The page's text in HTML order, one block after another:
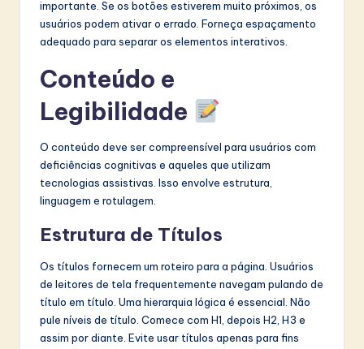
importante. Se os botões estiverem muito próximos, os
usuários podem ativar o errado. Forneça espaçamento
adequado para separar os elementos interativos.
Conteúdo e
Legibilidade
O conteúdo deve ser compreensível para usuários com
deficiências cognitivas e aqueles que utilizam
tecnologias assistivas. Isso envolve estrutura,
linguagem e rotulagem.
Estrutura de Títulos
Os títulos fornecem um roteiro para a página. Usuários
de leitores de tela frequentemente navegam pulando de
título em título. Uma hierarquia lógica é essencial. Não
pule níveis de título. Comece com H1, depois H2, H3 e
assim por diante. Evite usar títulos apenas para fins